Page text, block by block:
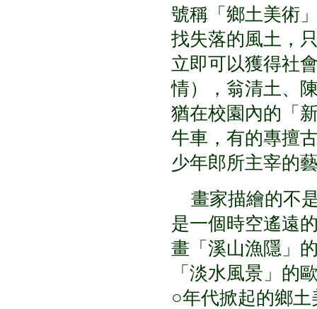
號稱「鄉土美術
找失落的風土，
立即可以獲得社
情），翁清土、
猶在校園內的「
牛車，有的專擅
少年郎所主宰的
畫家描繪的不
是一個時空遙遠
畫「溪山漁隱」
「淡水風景」的
○年代掀起的鄉